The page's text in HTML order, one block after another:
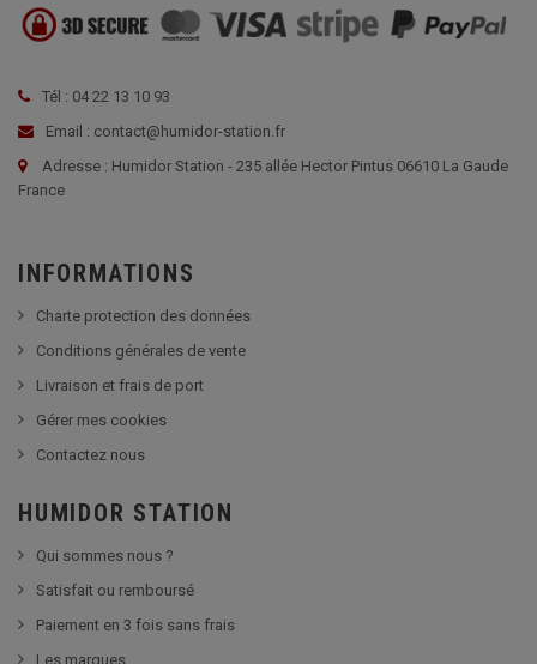
Tél : 04 22 13 10 93
Email : contact@humidor-station.fr
Adresse : Humidor Station - 235 allée Hector Pintus 06610 La Gaude
France
INFORMATIONS
Charte protection des données
Conditions générales de vente
Livraison et frais de port
Gérer mes cookies
Contactez nous
HUMIDOR STATION
Qui sommes nous ?
Satisfait ou remboursé
Paiement en 3 fois sans frais
Les marques